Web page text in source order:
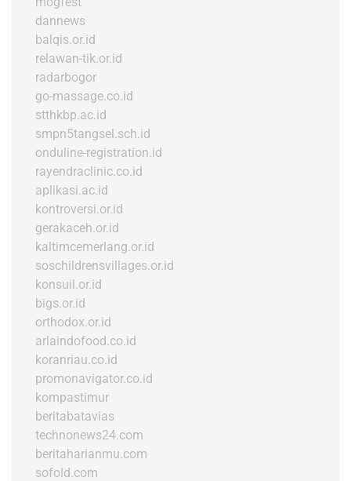
dannews
balqis.or.id
relawan-tik.or.id
radarbogor
go-massage.co.id
stthkbp.ac.id
smpn5tangsel.sch.id
onduline-registration.id
rayendraclinic.co.id
aplikasi.ac.id
kontroversi.or.id
gerakaceh.or.id
kaltimcemerlang.or.id
soschildrensvillages.or.id
konsuil.or.id
bigs.or.id
orthodox.or.id
arlaindofood.co.id
koranriau.co.id
promonavigator.co.id
kompastimur
beritabatavias
technonews24.com
beritaharianmu.com
sofold.com